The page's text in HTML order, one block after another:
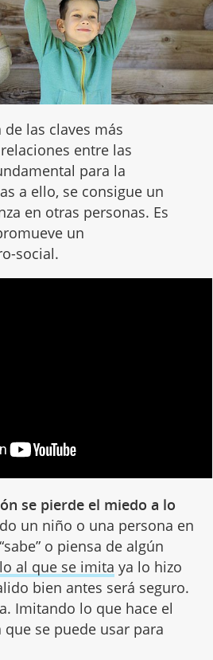
las claves más
entre las
para la
a ello, se consigue un
en otras personas. Es
un
social.
se pierde el miedo a lo
un niño o una persona en
o piensa de algún
al que se imita ya lo hizo
bien antes será seguro.
Imitando lo que hace el
se puede usar para